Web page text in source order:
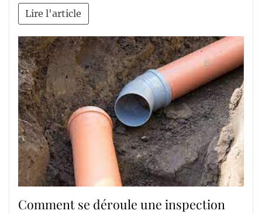
Lire l'article
Comment se déroule une inspection